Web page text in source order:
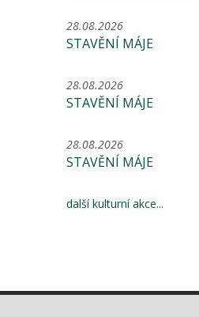
28.08.2026
STAVĚNÍ MÁJE
28.08.2026
STAVĚNÍ MÁJE
28.08.2026
STAVĚNÍ MÁJE
další kulturní akce...